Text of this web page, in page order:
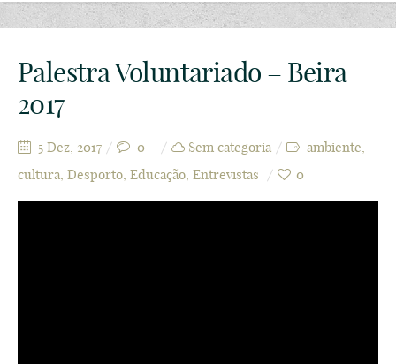
Palestra Voluntariado – Beira
2017
5 Dez, 2017 0 Sem categoria ambiente
cultura Desporto Educação Entrevistas 0